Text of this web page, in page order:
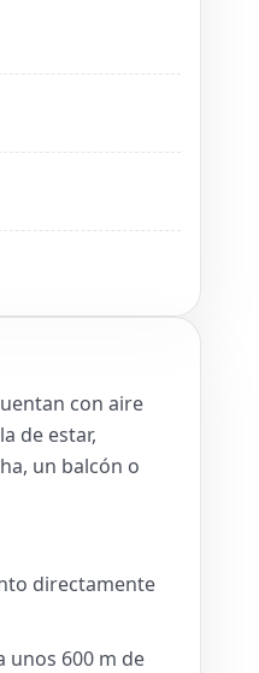
con aire
de estar,
un balcón o
directamente
unos 600 m de